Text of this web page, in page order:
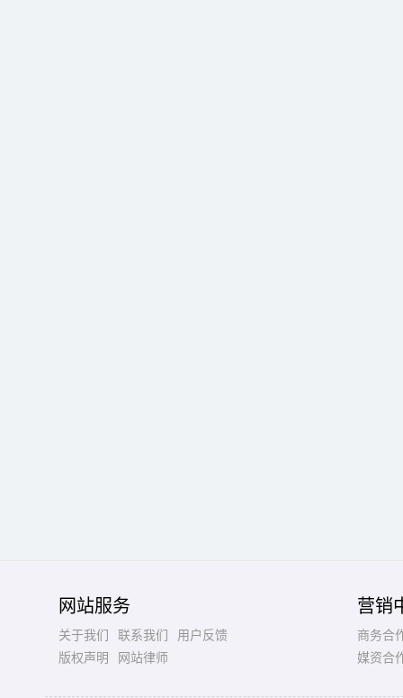
网站服务
关于我们 联系我们
用户反馈
版权声明
网站律师
营销
商务合
媒资合